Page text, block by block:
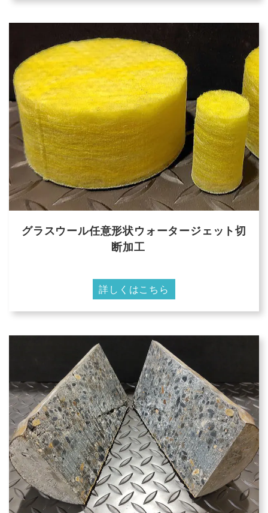
グラスウール任意形状ウォータージェット切
断加工
詳しくはこちら